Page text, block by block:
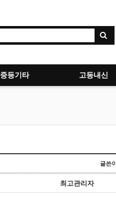
중등기타 고등내신
글쓴이
최고관리자